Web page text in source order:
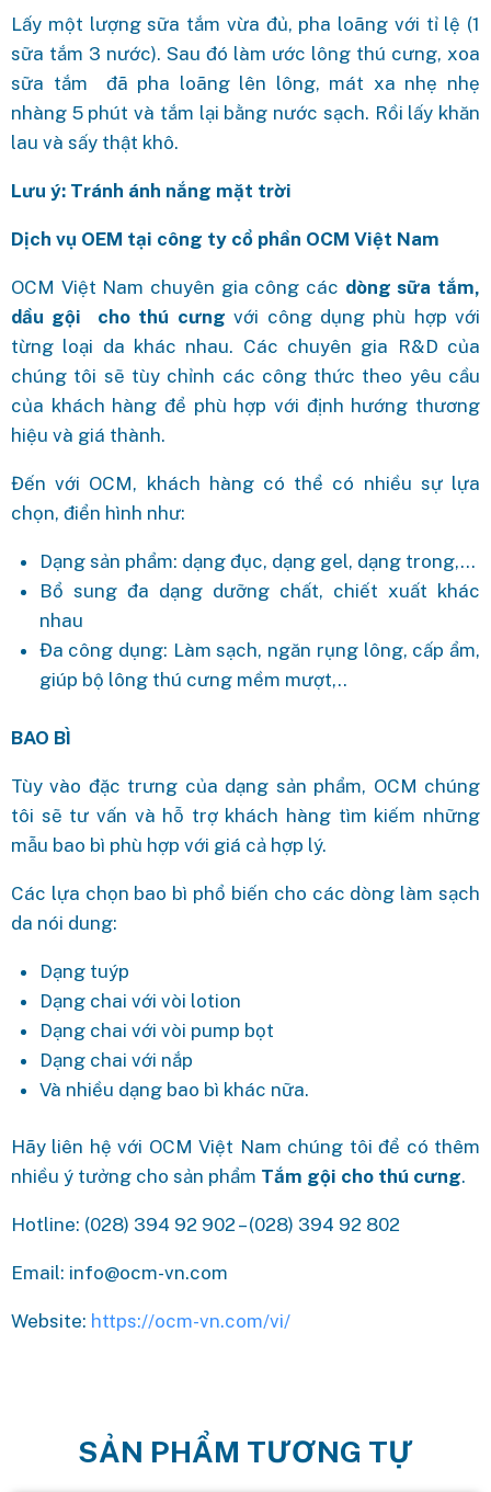
Lấy một lượng sữa tắm vừa đủ, pha loãng với tỉ lệ (1
sữa tắm 3 nước). Sau đó làm ước lông thú cưng, xoa
sữa tắm đã pha loãng lên lông, mát xa nhẹ nhẹ
nhàng 5 phút và tắm lại bằng nước sạch. Rồi lấy khăn
lau và sấy thật khô.
Lưu ý: Tránh ánh nắng mặt trời
Dịch vụ OEM tại công ty cổ phần OCM Việt Nam
OCM Việt Nam chuyên gia công các dòng sữa tắm,
dầu gội cho thú cưng với công dụng phù hợp với
từng loại da khác nhau. Các chuyên gia R&D của
chúng tôi sẽ tùy chỉnh các công thức theo yêu cầu
của khách hàng để phù hợp với định hướng thương
hiệu và giá thành.
Đến với OCM, khách hàng có thể có nhiều sự lựa
chọn, điển hình như:
Dạng sản phẩm: dạng đục, dạng gel, dạng trong,…
Bổ sung đa dạng dưỡng chất, chiết xuất khác
nhau
Đa công dụng: Làm sạch, ngăn rụng lông, cấp ẩm,
giúp bộ lông thú cưng mềm mượt,..
BAO BÌ
Tùy vào đặc trưng của dạng sản phẩm, OCM chúng
tôi sẽ tư vấn và hỗ trợ khách hàng tìm kiếm những
mẫu bao bì phù hợp với giá cả hợp lý.
Các lựa chọn bao bì phổ biến cho các dòng làm sạch
da nói dung:
Dạng tuýp
Dạng chai với vòi lotion
Dạng chai với vòi pump bọt
Dạng chai với nắp
Và nhiều dạng bao bì khác nữa.
Hãy liên hệ với OCM Việt Nam chúng tôi để có thêm
nhiều ý tưởng cho sản phẩm Tắm gội cho thú cưng.
Hotline: (028) 394 92 902 – (028) 394 92 802
Email: info@ocm-vn.com
Website: https://ocm-vn.com/vi/
SẢN PHẨM TƯƠNG TỰ